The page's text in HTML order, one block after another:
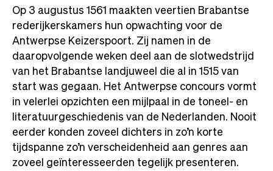
Op 3 augustus 1561 maakten veertien Brabantse
rederijkerskamers hun opwachting voor de
Antwerpse Keizerspoort. Zij namen in de
daaropvolgende weken deel aan de slotwedstrijd
van het Brabantse landjuweel die al in 1515 van
start was gegaan. Het Antwerpse concours vormt
in velerlei opzichten een mijlpaal in de toneel- en
literatuurgeschiedenis van de Nederlanden. Nooit
eerder konden zoveel dichters in zo’n korte
tijdspanne zo’n verscheidenheid aan genres aan
zoveel geïnteresseerden tegelijk presenteren.